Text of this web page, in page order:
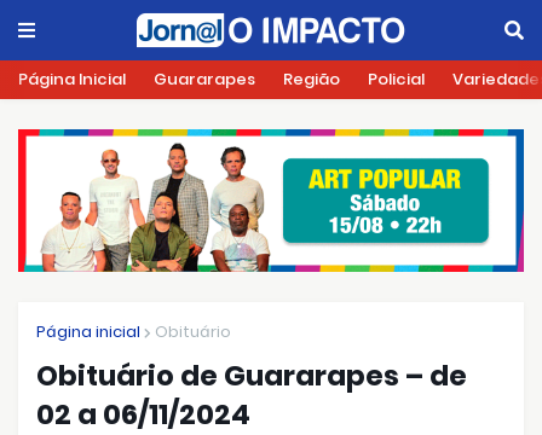
Página Inicial Guararapes Região Policial
Página inicial Obituário
Obituário de Guararapes – de
02 a 06/11/2024